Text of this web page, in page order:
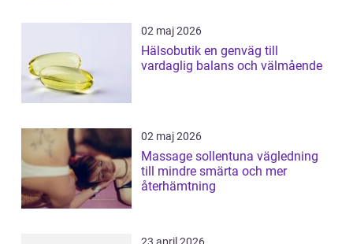
02 maj 2026
Hälsobutik en genväg till
vardaglig balans och välmående
02 maj 2026
Massage sollentuna vägledning
till mindre smärta och mer
återhämtning